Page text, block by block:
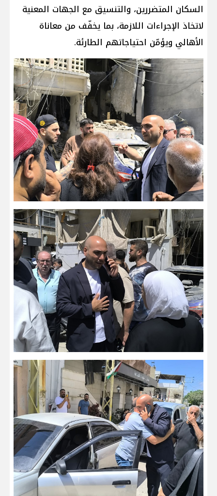
السكان المتضررين، والتنسيق مع الجهات المعنية
لاتخاذ الإجراءات اللازمة، بما يخفّف من معاناة
الأهالي ويؤمّن احتياجاتهم الطارئة.